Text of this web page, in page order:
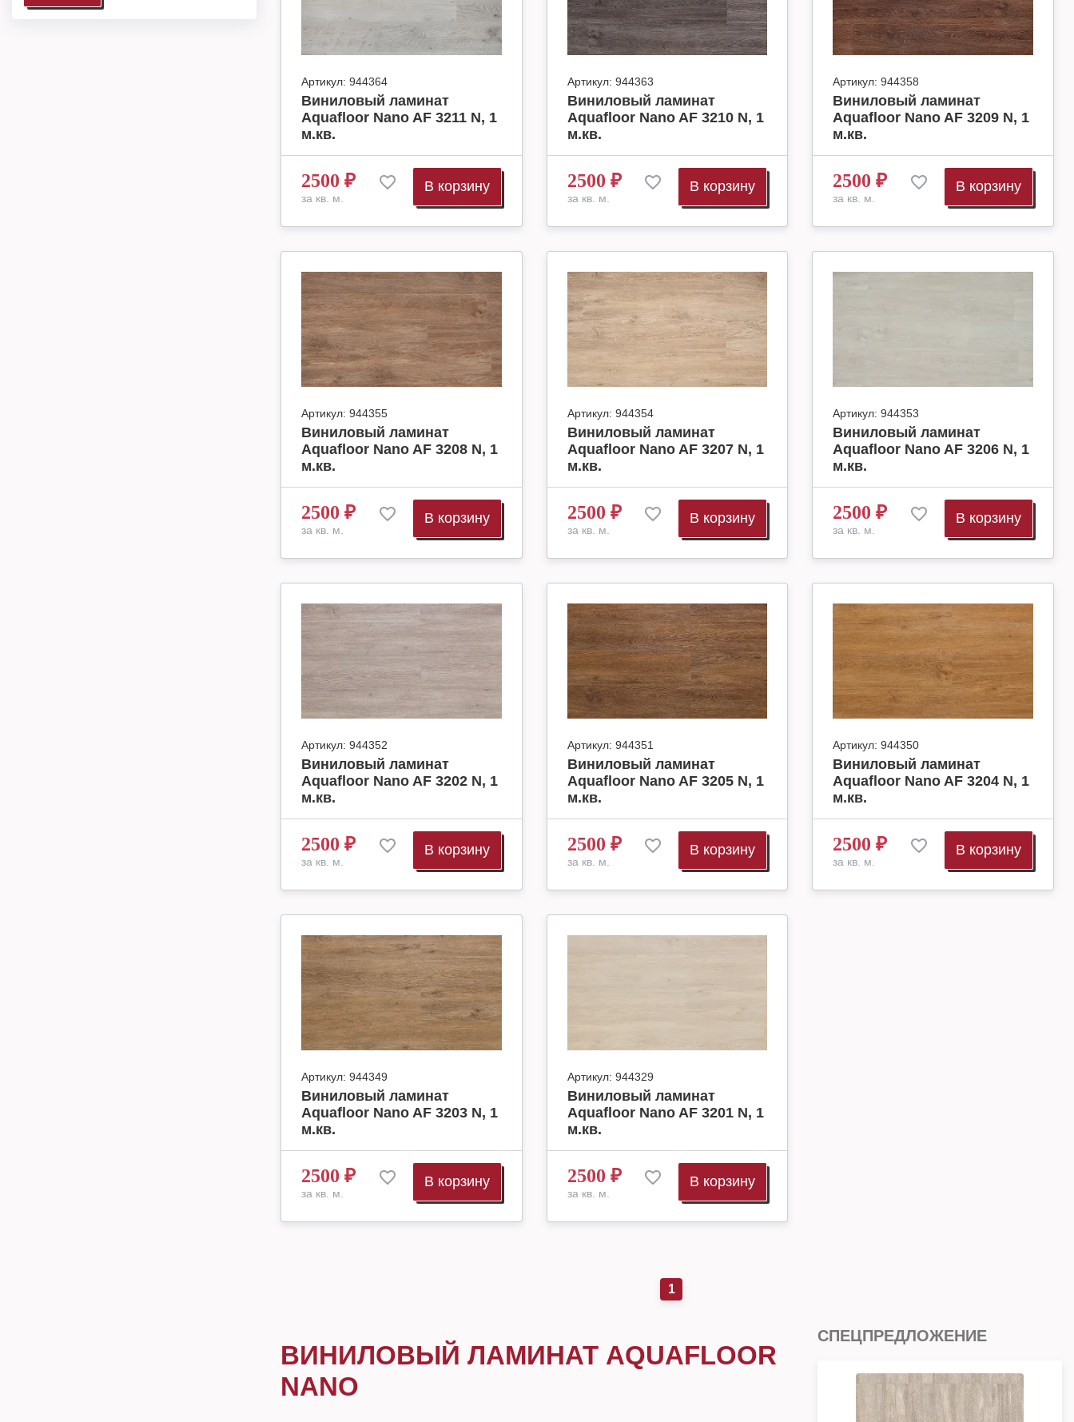
Артикул: 944364
Виниловый ламинат
Aquafloor Nano AF 3211 N, 1
м.кв.
2500 ₽
за кв. м.
В корзину
Артикул: 944363
Виниловый ламинат
Aquafloor Nano AF 3210 N, 1
м.кв.
2500 ₽
за кв. м.
В корзину
Артикул: 944358
Виниловый ламинат
Aquafloor Nano AF 3209 N, 1
м.кв.
2500 ₽
за кв. м.
В корзину
Артикул: 944355
Виниловый ламинат
Aquafloor Nano AF 3208 N, 1
м.кв.
2500 ₽
за кв. м.
В корзину
Артикул: 944354
Виниловый ламинат
Aquafloor Nano AF 3207 N, 1
м.кв.
2500 ₽
за кв. м.
В корзину
Артикул: 944353
Виниловый ламинат
Aquafloor Nano AF 3206 N, 1
м.кв.
2500 ₽
за кв. м.
В корзину
Артикул: 944352
Виниловый ламинат
Aquafloor Nano AF 3202 N, 1
м.кв.
2500 ₽
за кв. м.
В корзину
Артикул: 944351
Виниловый ламинат
Aquafloor Nano AF 3205 N, 1
м.кв.
2500 ₽
за кв. м.
В корзину
Артикул: 944350
Виниловый ламинат
Aquafloor Nano AF 3204 N, 1
м.кв.
2500 ₽
за кв. м.
В корзину
Артикул: 944349
Виниловый ламинат
Aquafloor Nano AF 3203 N, 1
м.кв.
2500 ₽
за кв. м.
В корзину
Артикул: 944329
Виниловый ламинат
Aquafloor Nano AF 3201 N, 1
м.кв.
2500 ₽
за кв. м.
В корзину
1
ВИНИЛОВЫЙ ЛАМИНАТ AQUAFLOOR
NANO
СПЕЦПРЕДЛОЖЕНИЕ